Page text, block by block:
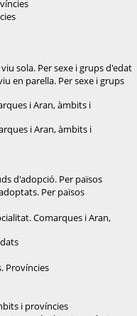
sola. Per sexe i grups d'edat
en parella. Per sexe i grups
i Aran, àmbits i
i Aran, àmbits i
d'adopció. Per països
Per països
Comarques i Aran,
Províncies
i províncies